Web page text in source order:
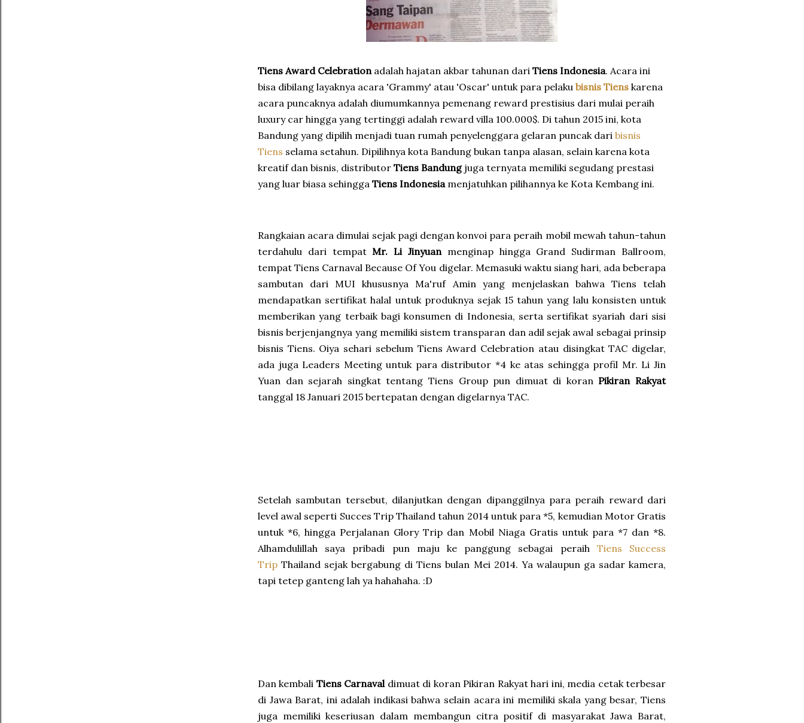
Tiens Award Celebrationadalah hajatan akbar tahunan dari Tiens Indonesia. Acara ini
bisa dibilang layaknya acara 'Grammy' atau 'Oscar' untuk para pelaku bisnis Tiens karena
acara puncaknya adalah diumumkannya pemenang reward prestisius dari mulai peraih
luxury car hingga yang tertinggi adalah reward villa 100.000$. Di tahun 2015 ini, kota
Bandung yang dipilih menjadi tuan rumah penyelenggara gelaran puncak dari bisnis
Tiens selama setahun. Dipilihnya kota Bandung bukan tanpa alasan, selain karena kota
kreatif dan bisnis, distributor Tiens Bandungjuga ternyata memiliki segudang prestasi
yang luar biasa sehingga Tiens Indonesiamenjatuhkan pilihannya ke Kota Kembang ini.
Rangkaian acara dimulai sejak pagi dengan konvoi para peraih mobil mewah tahun-tahun
terdahulu dari tempatMr. Li Jinyuanmenginap hingga Grand Sudirman Ballroom,
tempat Tiens Carnaval Because Of You digelar. Memasuki waktu siang hari, ada beberapa
sambutan dari MUI khususnya Ma'ruf Amin yang menjelaskan bahwa Tiens telah
mendapatkan sertifikat halal untuk produknya sejak 15 tahun yang lalu konsisten untuk
memberikan yang terbaik bagi konsumen di Indonesia, serta sertifikat syariah dari sisi
bisnis berjenjangnya yang memiliki sistem transparan dan adil sejak awal sebagai prinsip
bisnis Tiens. Oiya sehari sebelum Tiens Award Celebration atau disingkat TAC digelar,
ada juga Leaders Meeting untuk para distributor *4 ke atas sehingga profil Mr. Li Jin
Yuan dan sejarah singkat tentang Tiens Group pun dimuat di koranPikiran Rakyat
tanggal 18 Januari 2015 bertepatan dengan digelarnya TAC.
Setelah sambutan tersebut, dilanjutkan dengan dipanggilnya para peraih reward dari
level awal seperti Succes Trip Thailand tahun 2014 untuk para *5, kemudian Motor Gratis
untuk *6, hingga Perjalanan Glory Trip dan Mobil Niaga Gratis untuk para *7 dan *8.
Alhamdulillah saya pribadi pun maju ke panggung sebagai peraih Tiens Success
Trip Thailand sejak bergabung di Tiens bulan Mei 2014. Ya walaupun ga sadar kamera,
tapi tetep ganteng lah ya hahahaha. :D
Dan kembali ‪ Tiens‬ Carnavaldimuat di koran Pikiran Rakyat hari ini, media cetak terbesar
di Jawa Barat, ini adalah indikasi bahwa selain acara ini memiliki skala yang besar, Tiens
juga memiliki keseriusan dalam membangun citra positif di masyarakat Jawa Barat,